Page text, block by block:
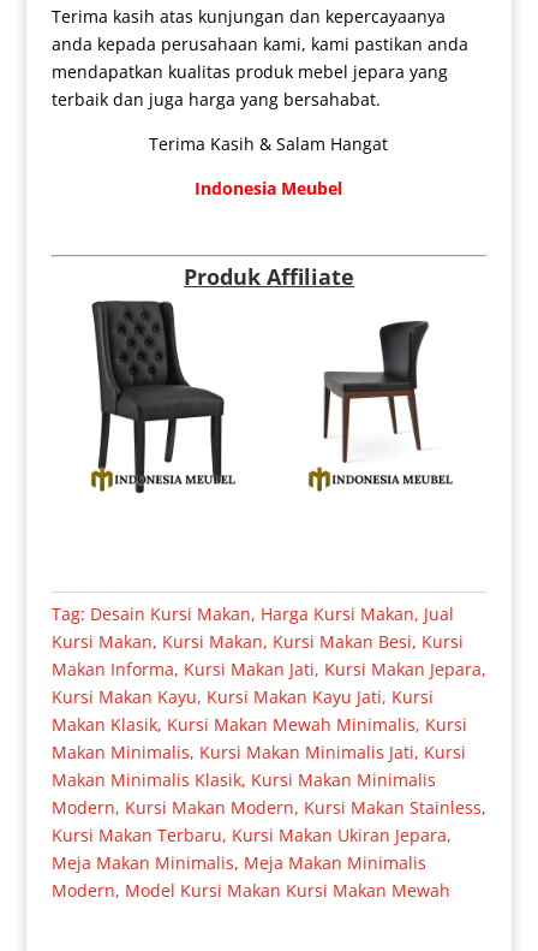
Terima kasih atas kunjungan dan kepercayaanya
anda kepada perusahaan kami, kami pastikan anda
mendapatkan kualitas produk mebel jepara yang
terbaik dan juga harga yang bersahabat.
Terima Kasih & Salam Hangat
Indonesia Meubel
Produk Affiliate
Tag: Desain Kursi Makan, Harga Kursi Makan, Jual
Kursi Makan, Kursi Makan, Kursi Makan Besi, Kursi
Makan Informa, Kursi Makan Jati, Kursi Makan Jepara,
Kursi Makan Kayu, Kursi Makan Kayu Jati, Kursi
Makan Klasik, Kursi Makan Mewah Minimalis, Kursi
Makan Minimalis, Kursi Makan Minimalis Jati, Kursi
Makan Minimalis Klasik, Kursi Makan Minimalis
Modern, Kursi Makan Modern, Kursi Makan Stainless,
Kursi Makan Terbaru, Kursi Makan Ukiran Jepara,
Meja Makan Minimalis, Meja Makan Minimalis
Modern, Model Kursi Makan Kursi Makan Mewah